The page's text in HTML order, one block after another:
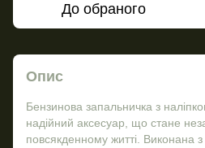
До обраного
Опис
Бензинова запальничка з
надійний аксесуар, що стане
повсякденному житті. Виконана